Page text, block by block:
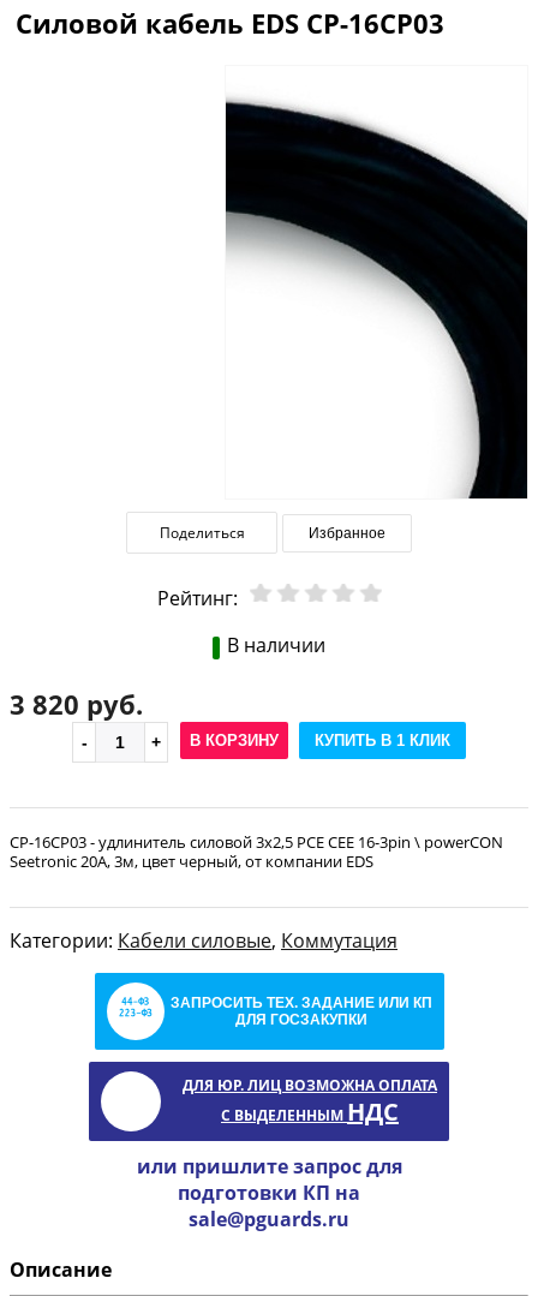
Силовой кабель EDS CP-16CP03
Поделиться Избранное
Рейтинг:
В наличии
3 820 руб.
В КОРЗИНУ КУПИТЬ В 1 КЛИК
CP-16CP03 - удлинитель силовой 3х2,5 PCE CEE 16-3pin \ powerCON
Seetronic 20A, 3м, цвет черный, от компании EDS
Категории: Кабели силовые, Коммутация
ЗАПРОСИТЬ ТЕХ. ЗАДАНИЕ ИЛИ КП
ДЛЯ ГОСЗАКУПКИ
ДЛЯ ЮР. ЛИЦ ВОЗМОЖНА ОПЛАТА
С ВЫДЕЛЕННЫМ НДС
или пришлите запрос для
подготовки КП на
sale@pguards.ru
Описание